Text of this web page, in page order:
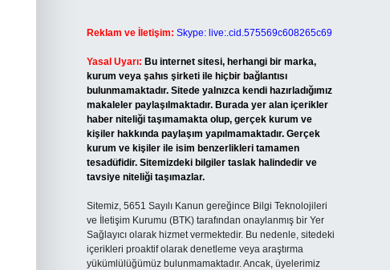
Reklam ve İletişim: Skype: live:.cid.575569c608265c69
Yasal Uyarı: Bu internet sitesi, herhangi bir marka,
kurum veya şahıs şirketi ile hiçbir bağlantısı
bulunmamaktadır. Sitede yalnızca kendi hazırladığımız
makaleler paylaşılmaktadır. Burada yer alan içerikler
haber niteliği taşımamakta olup, gerçek kurum ve
kişiler hakkında paylaşım yapılmamaktadır. Gerçek
kurum ve kişiler ile isim benzerlikleri tamamen
tesadüfidir. Sitemizdeki bilgiler taslak halindedir ve
tavsiye niteliği taşımazlar.
Sitemiz, 5651 Sayılı Kanun gereğince Bilgi Teknolojileri
ve İletişim Kurumu (BTK) tarafından onaylanmış bir Yer
Sağlayıcı olarak hizmet vermektedir. Bu nedenle, sitedeki
içerikleri proaktif olarak denetleme veya araştırma
yükümlülüğümüz bulunmamaktadır. Ancak, üyelerimiz